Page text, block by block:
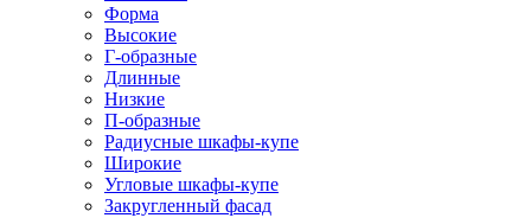
Форма
Высокие
Г-образные
Длинные
Низкие
П-образные
Радиусные шкафы-купе
Широкие
Угловые шкафы-купе
Закругленный фасад